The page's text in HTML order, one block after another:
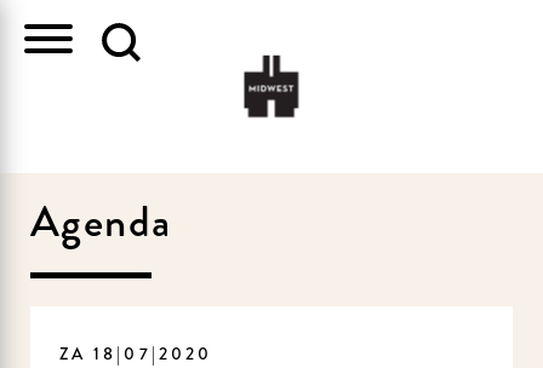
Agenda
ZA 18|07|2020